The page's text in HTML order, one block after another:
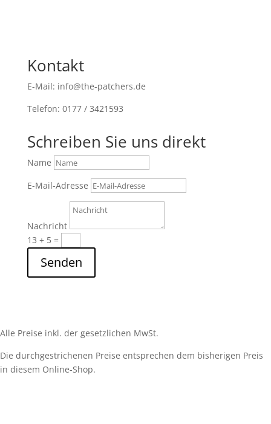
Kontakt
E-Mail: info@the-patchers.de
Telefon: 0177 / 3421593
Schreiben Sie uns direkt
Name
E-Mail-Adresse
Nachricht
13 + 5=
Senden
Alle Preise inkl. der gesetzlichen MwSt.
Die durchgestrichenen Preise entsprechen dem bisherigen Preis
in diesem Online-Shop.